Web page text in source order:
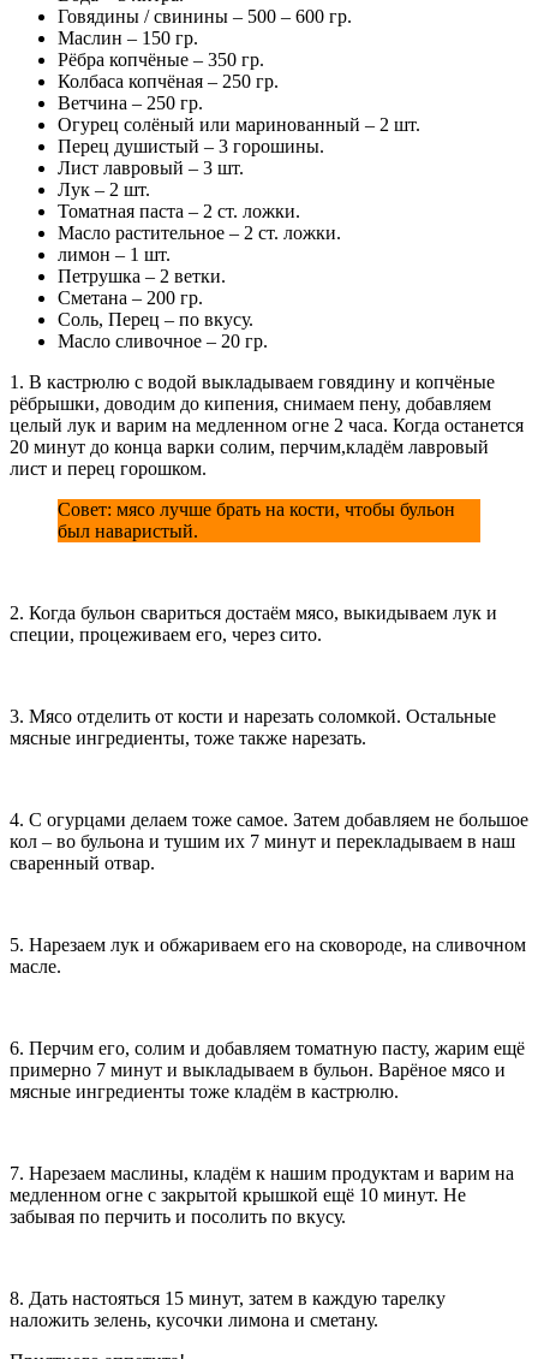
Говядины / свинины – 500 – 600 гр.
Маслин – 150 гр.
Рёбра копчёные – 350 гр.
Колбаса копчёная – 250 гр.
Ветчина – 250 гр.
Огурец солёный или маринованный – 2 шт.
Перец душистый – 3 горошины.
Лист лавровый – 3 шт.
Лук – 2 шт.
Томатная паста – 2 ст. ложки.
Масло растительное – 2 ст. ложки.
лимон – 1 шт.
Петрушка – 2 ветки.
Сметана – 200 гр.
Соль, Перец – по вкусу.
Масло сливочное – 20 гр.
1. В кастрюлю с водой выкладываем говядину и копчёные
рёбрышки, доводим до кипения, снимаем пену, добавляем
целый лук и варим на медленном огне 2 часа. Когда останется
20 минут до конца варки солим, перчим,кладём лавровый
лист и перец горошком.
Совет: мясо лучше брать на кости, чтобы бульон
был наваристый.
2. Когда бульон свариться достаём мясо, выкидываем лук и
специи, процеживаем его, через сито.
3. Мясо отделить от кости и нарезать соломкой. Остальные
мясные ингредиенты, тоже также нарезать.
4. С огурцами делаем тоже самое. Затем добавляем не большое
кол – во бульона и тушим их 7 минут и перекладываем в наш
сваренный отвар.
5. Нарезаем лук и обжариваем его на сковороде, на сливочном
масле.
6. Перчим его, солим и добавляем томатную пасту, жарим ещё
примерно 7 минут и выкладываем в бульон. Варёное мясо и
мясные ингредиенты тоже кладём в кастрюлю.
7. Нарезаем маслины, кладём к нашим продуктам и варим на
медленном огне с закрытой крышкой ещё 10 минут. Не
забывая по перчить и посолить по вкусу.
8. Дать настояться 15 минут, затем в каждую тарелку
наложить зелень, кусочки лимона и сметану.